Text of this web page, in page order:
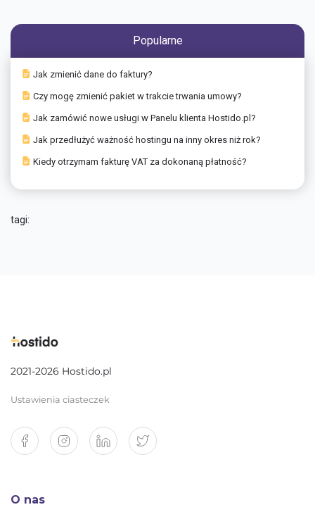
Popularne
Jak zmienić dane do faktury?
Czy mogę zmienić pakiet w trakcie trwania umowy?
Jak zamówić nowe usługi w Panelu klienta Hostido.pl?
Jak przedłużyć ważność hostingu na inny okres niż rok?
Kiedy otrzymam fakturę VAT za dokonaną płatność?
tagi:
2021-2026 Hostido.pl
Ustawienia ciasteczek
O nas